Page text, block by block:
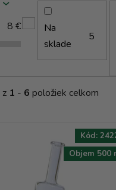
z 1 - 6 položiek celkom
8 €
Na
sklade
5
Objem 500
Kód: